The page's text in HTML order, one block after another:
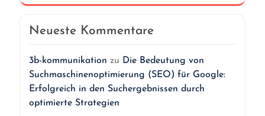
Neueste Kommentare
3b-kommunikation zu Die Bedeutung von
Suchmaschinenoptimierung (SEO) für Google:
Erfolgreich in den Suchergebnissen durch
optimierte Strategien